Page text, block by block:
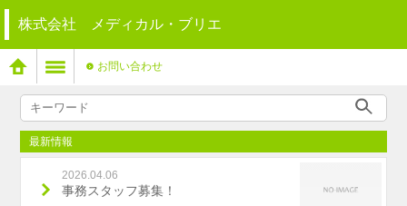
株式会社 メディカル・ブリエ
お問い合わせ
最新情報
2026.04.06
事務スタッフ募集！